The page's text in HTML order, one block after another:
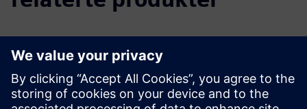
Tilleggsinformasjon og ressurser
Digital Twin blogginnlegg
Intelligent miljø